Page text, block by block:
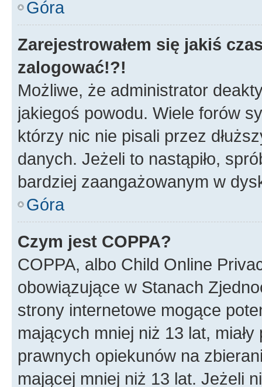
Góra
Zarejestrowałem się jakiś
zalogować!?!
Możliwe, że administrator
jakiegoś powodu. Wiele forów
którzy nic nie pisali przez
danych. Jeżeli to nastąpiło,
bardziej zaangażowanym w
Góra
Czym jest COPPA?
COPPA, albo Child Online
obowiązujące w Stanach
strony internetowe mogące
mających mniej niż 13 lat,
prawnych opiekunów na
mającej mniej niż 13 lat. Jeżeli